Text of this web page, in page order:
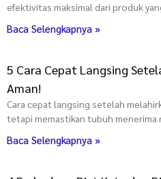
efektivitas maksimal dari produk
Baca Selengkapnya »
5 Cara Cepat Langsing
Aman!
Cara cepat langsing setelah
tetapi memastikan tubuh menerima
Baca Selengkapnya »